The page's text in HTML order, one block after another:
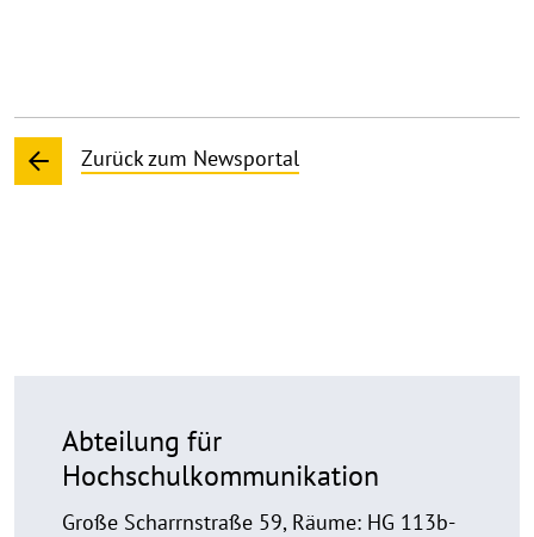
Zurück zum Newsportal
Abteilung für
Hochschulkommunikation
Große Scharrnstraße 59, Räume: HG 113b-